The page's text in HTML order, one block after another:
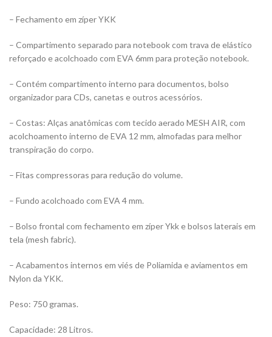
– Fechamento em zíper YKK
– Compartimento separado para notebook com trava de elástico
reforçado e acolchoado com EVA 6mm para proteção notebook.
– Contém compartimento interno para documentos, bolso
organizador para CDs, canetas e outros acessórios.
– Costas: Alças anatômicas com tecido aerado MESH AIR, com
acolchoamento interno de EVA 12 mm, almofadas para melhor
transpiração do corpo.
– Fitas compressoras para redução do volume.
– Fundo acolchoado com EVA 4 mm.
– Bolso frontal com fechamento em zíper Ykk e bolsos laterais em
tela (mesh fabric).
– Acabamentos internos em viés de Poliamida e aviamentos em
Nylon da YKK.
Peso: 750 gramas.
Capacidade: 28 Litros.